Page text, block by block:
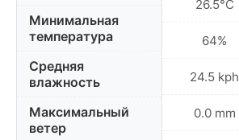
Минимальная
температура
Средняя
влажность
Максимальный
ветер
26.5°C
64%
24.5 kph
0.0 mm